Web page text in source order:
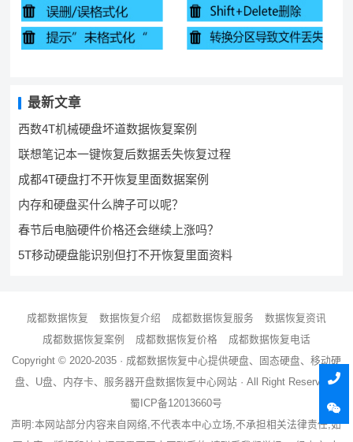
最新文章
西数4T机械硬盘坏道数据恢复案例
联想笔记本一键恢复后数据丢失恢复过程
成都4T硬盘打不开恢复里面数据案例
内存和硬盘买什么牌子可以呢？
春节后电脑硬件价格还会继续上涨吗？
5T移动硬盘能识别但打不开恢复里面资料
成都数据恢复 数据恢复介绍 成都数据恢复服务
数据恢复资讯
成都数据恢复案例
成都数据恢复价格
成都数据恢复电话
Copyright © 2020-2035 · 成都数据恢复中心提供硬盘、固态硬盘、移动硬
盘、U盘、内存卡、服务器开盘数据恢复中心网站 · All Right Reserved ·
蜀ICP备12013660号
声明:本网站部分内容来自网络,不代表本中心立场,不承担相关法律责任,如